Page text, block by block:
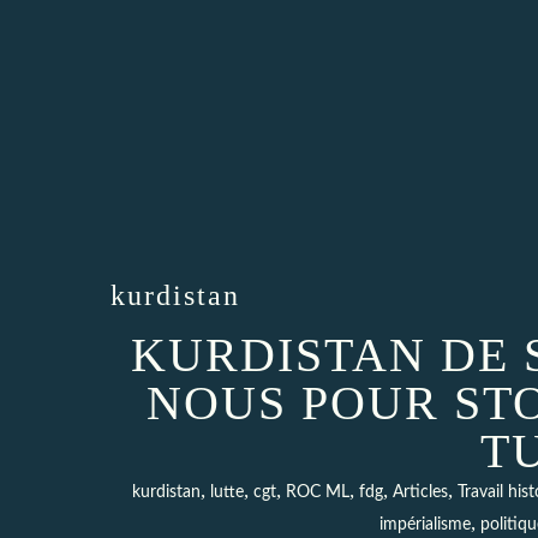
kurdistan
KURDISTAN DE
NOUS POUR
kurdistan, lutte, cgt, ROC ML, fdg, Articles,
Travail
impérialisme,